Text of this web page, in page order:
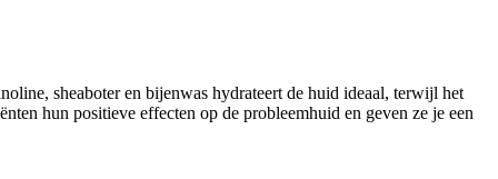
sheaboter en bijenwas hydrateert de huid ideaal, terwijl het
hun positieve effecten op de probleemhuid en geven ze je een